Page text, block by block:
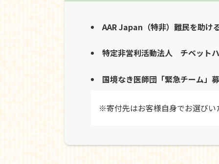
AAR Japan（特非）難民を助け
特定非営利活動法人 チベット
国境なき医師団「緊急チーム」
※寄付先はお客様自身でお選びい